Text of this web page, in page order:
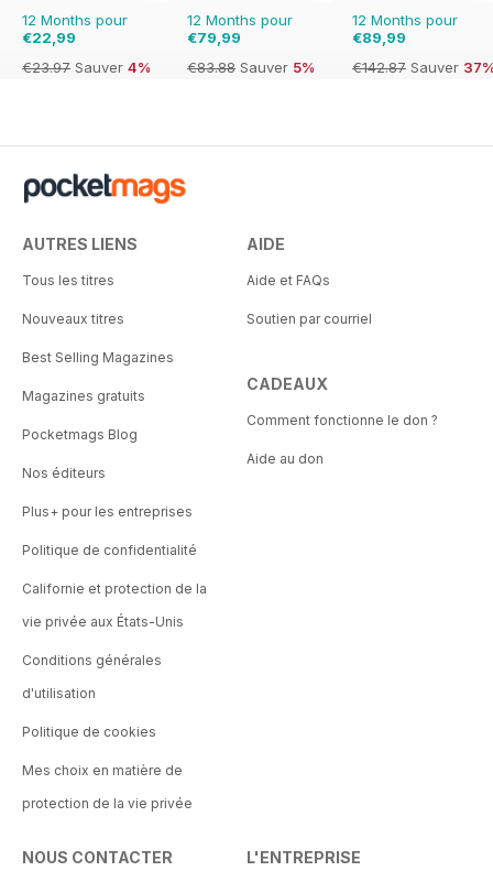
12 Months pour
€22,99
€23.97 Sauver 4%
12 Months pour
€79,99
€83.88 Sauver 5%
12 Months pour
€89,99
€142.87 Sauver
AUTRES LIENS
Tous les titres
Nouveaux titres
Best Selling Magazines
Magazines gratuits
Pocketmags Blog
Nos éditeurs
Plus+ pour les entreprises
Politique de confidentialité
Californie et protection de la
vie privée aux États-Unis
Conditions générales
d'utilisation
Politique de cookies
Mes choix en matière de
protection de la vie privée
AIDE
Aide et FAQs
Soutien par courriel
CADEAUX
Comment fonctionne le don ?
Aide au don
NOUS CONTACTER L'ENTREPRISE